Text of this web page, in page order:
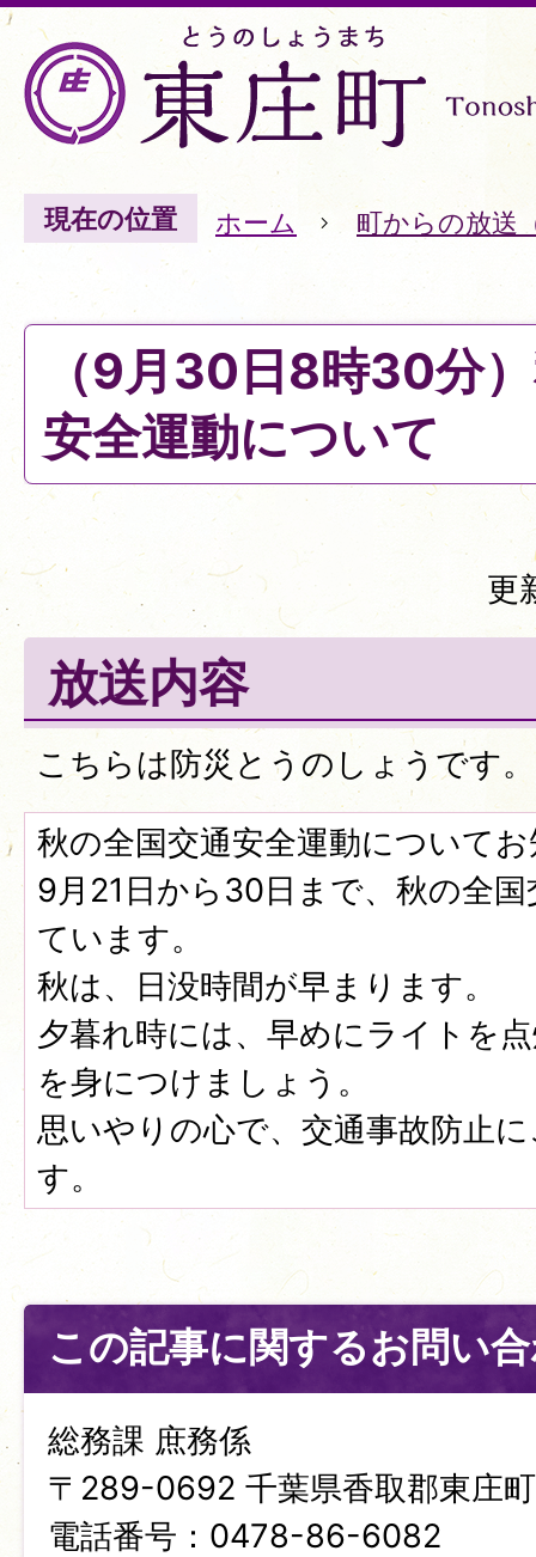
現在の位置 ホーム 町からの放送
（9月30日8時30分
安全運動について
更
放送内容
こちらは防災とうのしょうです。
秋の全国交通安全運動について
9月21日から30日まで、秋の全
ています。
秋は、日没時間が早まります。
夕暮れ時には、早めにライトを
を身につけましょう。
思いやりの心で、交通事故防止
す。
この記事に関するお問い
総務課 庶務係
〒289-0692 千葉県香取郡東庄
電話番号：0478-86-6082